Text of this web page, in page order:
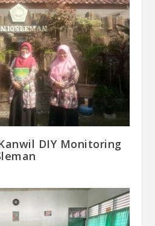
DIY Monitoring